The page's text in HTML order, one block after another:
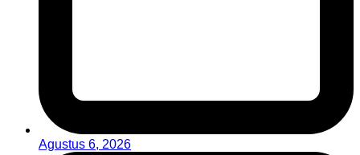
Agustus 6, 2026